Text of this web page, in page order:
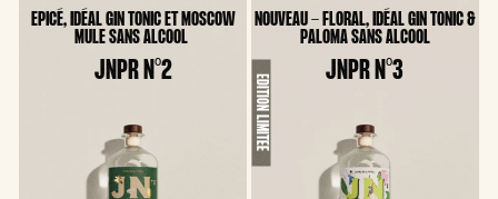
EPICÉ, IDÉAL GIN TONIC ET MOSCOW
MULE SANS ALCOOL
JNPR N°2
ÉDITION LIMITÉE
NOUVEAU - FLORAL, IDÉAL GIN TONIC &
PALOMA SANS ALCOOL
JNPR N°3